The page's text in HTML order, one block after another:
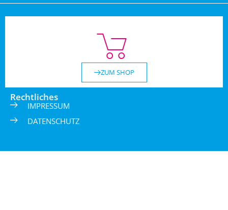
ZUM SHOP
Rechtliches
IMPRESSUM
DATENSCHUTZ